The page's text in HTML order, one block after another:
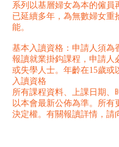
系列以基層婦女為本的僱員
已延續多年，為無數婦女重
能。
基本入讀資格：申請人須為
報讀就業掛鈎課程，申請人
或失學人士。年齡在15歲或
入讀資格
所有課程資料、上課日期、
以本會最新公佈為準。所有
決定權。有關報讀詳情，請